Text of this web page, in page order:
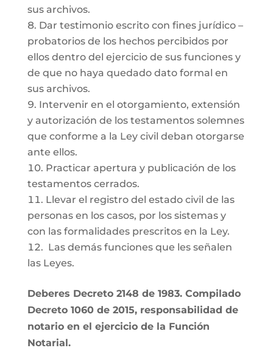
sus archivos.
Dar testimonio escrito con fines jurídico –
probatorios de los hechos percibidos por
ellos dentro del ejercicio de sus funciones y
de que no haya quedado dato formal en
sus archivos.
Intervenir en el otorgamiento, extensión
y autorización de los testamentos solemnes
que conforme a la Ley civil deban otorgarse
ante ellos.
Practicar apertura y publicación de los
testamentos cerrados.
Llevar el registro del estado civil de las
personas en los casos, por los sistemas y
con las formalidades prescritos en la Ley.
Las demás funciones que les señalen
las Leyes.
Deberes Decreto 2148 de 1983. Compilado
Decreto 1060 de 2015, responsabilidad de
notario en el ejercicio de la Función
Notarial.